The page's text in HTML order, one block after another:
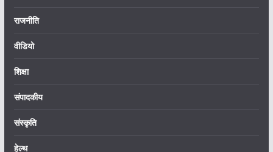
राजनीति
वीडियो
शिक्षा
संपादकीय
संस्कृति
हेल्थ